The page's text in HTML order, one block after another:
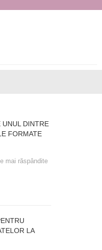
UNUL DINTRE
FORMATE
mai răspândite
LA